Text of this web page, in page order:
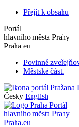
Přejít k obsahu
Portál
hlavního města Prahy
Praha.eu
Povinně
Městské části
Česky English
Portál
hlavního města Prahy
Praha.eu